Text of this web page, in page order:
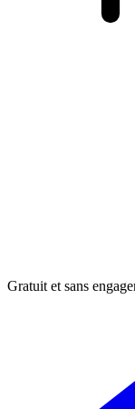
Gratuit et sans